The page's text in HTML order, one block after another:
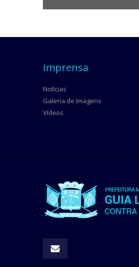
Imprensa
Notícias
Galeria de Imagens
Vídeos